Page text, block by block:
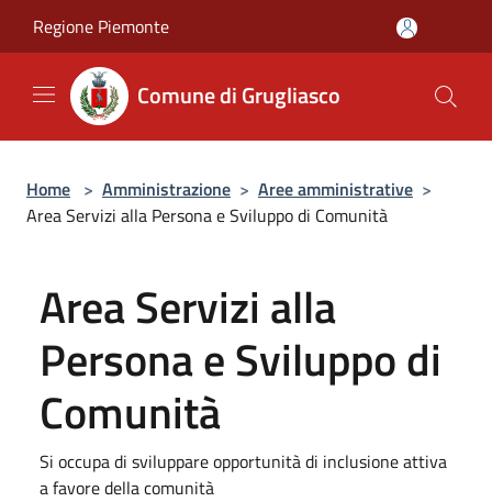
Regione Piemonte
Comune di Grugliasco
Home > Amministrazione > Aree amministrative >
Area Servizi alla Persona e Sviluppo di Comunità
Area Servizi alla
Persona e Sviluppo di
Comunità
Si occupa di sviluppare opportunità di inclusione attiva
a favore della comunità